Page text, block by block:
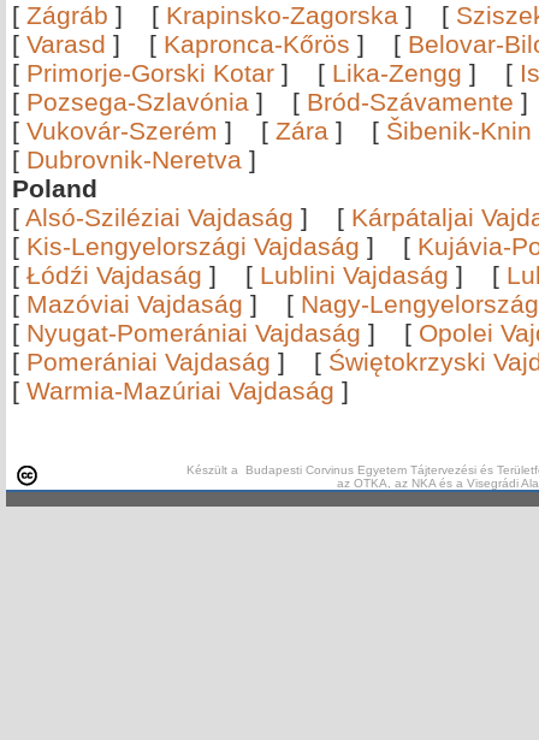
[ Zágráb ] [ Krapinsko-Zagorska ] [
[ Varasd ] [ Kapronca-Kőrös ] [ Belovar-
[ Primorje-Gorski Kotar ] [ Lika-Zengg ] [
[ Pozsega-Szlavónia ] [ Bród-Szávamente
[ Vukovár-Szerém ] [ Zára ] [ Šibenik-Knin
[ Dubrovnik-Neretva ]
Poland
[ Alsó-Sziléziai Vajdaság ] [ Kárpátaljai
[ Kis-Lengyelországi Vajdaság ] [ Kujávia-
[ Łódźi Vajdaság ] [ Lublini Vajdaság ] [
[ Mazóviai Vajdaság ] [ Nagy-
[ Nyugat-Pomerániai Vajdaság ] [ Opolei
[ Pomerániai Vajdaság ] [ Świętokrzyski
[ Warmia-Mazúriai Vajdaság ]
Készült a Budapesti Corvinus Egyetem Tájtervezési és
az OTKA, az NKA és a Visegrádi